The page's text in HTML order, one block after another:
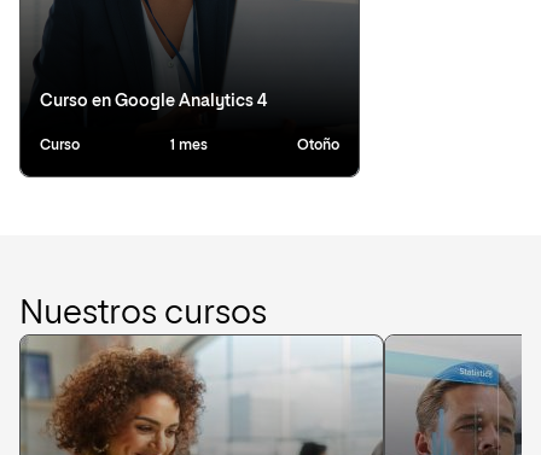
Curso en Google Analytics 4
Curso 1 mes Otoño
Nuestros cursos